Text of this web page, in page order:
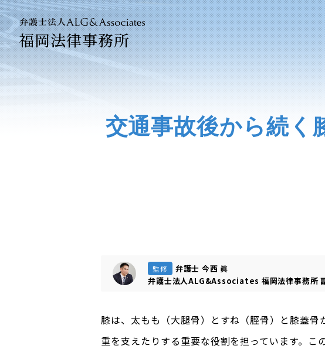
福岡法律事務所
法人のお客様ご相談
個人の
離婚問題
交通事故後から続く
監修
弁護士 今西 眞
弁護士法人ALG&Associates 福岡法律事務所
膝は、太もも（大腿骨）とすね（脛骨）と膝蓋
重を支えたりする重要な役割を担っています。こ